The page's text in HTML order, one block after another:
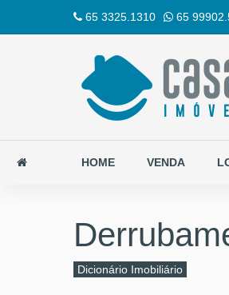
65 3325.1310 65
HOME VENDA
Dicionário Imobiliário